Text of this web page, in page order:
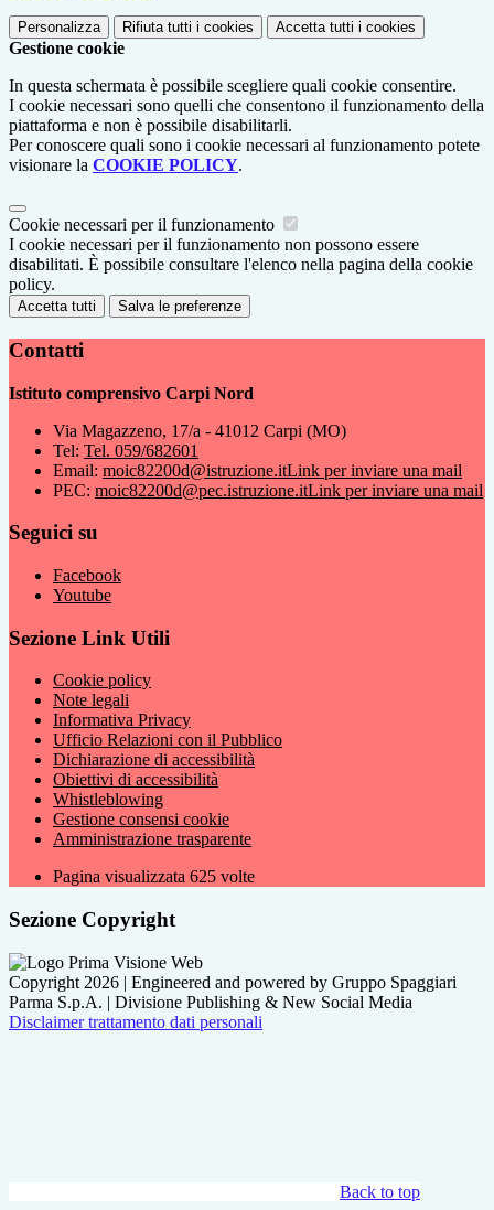
Personalizza Rifiuta tutti i cookies Accetta tutti i cookies
Gestione cookie
In questa schermata è possibile scegliere quali cookie consentire.
I cookie necessari sono quelli che consentono il funzionamento della
piattaforma e non è possibile disabilitarli.
Per conoscere quali sono i cookie necessari al funzionamento potete
visionare la COOKIE POLICY.
Cookie necessari per il funzionamento
I cookie necessari per il funzionamento non possono essere
disabilitati. È possibile consultare l'elenco nella pagina della cookie
policy.
Accetta tutti Salva le preferenze
Contatti
Istituto comprensivo Carpi Nord
Via Magazzeno, 17/a - 41012 Carpi (MO)
Tel: Tel. 059/682601
Email: moic82200d@istruzione.itLink per inviare una mail
PEC: moic82200d@pec.istruzione.itLink per inviare una mail
Seguici su
Facebook
Youtube
Sezione Link Utili
Cookie policy
Note legali
Informativa Privacy
Ufficio Relazioni con il Pubblico
Dichiarazione di accessibilità
Obiettivi di accessibilità
Whistleblowing
Gestione consensi cookie
Amministrazione trasparente
Pagina visualizzata 625 volte
Sezione Copyright
Copyright 2026 | Engineered and powered by Gruppo Spaggiari
Parma S.p.A. | Divisione Publishing & New Social Media
Disclaimer trattamento dati personali
Back to top